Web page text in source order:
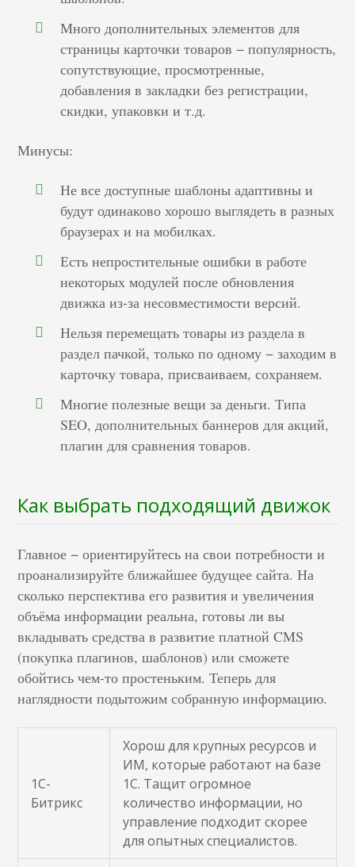
Много дополнительных элементов для
страницы карточки товаров − популярность,
сопутствующие, просмотренные,
добавления в закладки без регистрации,
скидки, упаковки и т.д.
Минусы:
Не все доступные шаблоны адаптивны и
будут одинаково хорошо выглядеть в разных
браузерах и на мобилках.
Есть непростительные ошибки в работе
некоторых модулей после обновления
движка из-за несовместимости версий.
Нельзя перемещать товары из раздела в
раздел пачкой, только по одному − заходим в
карточку товара, присваиваем, сохраняем.
Многие полезные вещи за деньги. Типа
SEO, дополнительных баннеров для акций,
плагин для сравнения товаров.
Как выбрать подходящий движок
Главное − ориентируйтесь на свои потребности и
проанализируйте ближайшее будущее сайта. На
сколько перспектива его развития и увеличения
объёма информации реальна, готовы ли вы
вкладывать средства в развитие платной CMS
(покупка плагинов, шаблонов) или сможете
обойтись чем-то простеньким. Теперь для
наглядности подытожим собранную информацию.
1C-
Битрикс
Хорош для крупных ресурсов и
ИМ, которые работают на базе
1С. Тащит огромное
количество информации, но
управление подходит скорее
для опытных специалистов.